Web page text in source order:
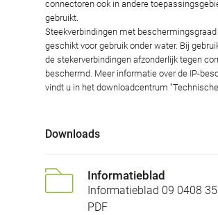
connectoren ook in andere
gebruikt.
Steekverbindingen met beschermingsgraad
geschikt voor gebruik onder water. Bij
de stekerverbindingen afzonderlijk tegen
beschermd. Meer informatie over de IP-
vindt u in het downloadcentrum
Downloads
Informatieblad
Informatieblad 09 0408
PDF